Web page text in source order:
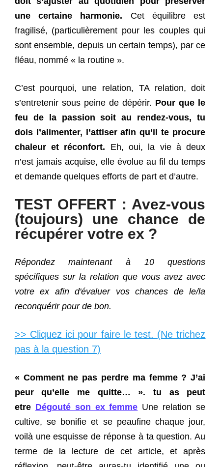
une certaine harmonie. Cet équilibre est
fragilisé, (particulièrement pour les couples qui
sont ensemble, depuis un certain temps), par ce
fléau, nommé « la routine ».
C’est pourquoi, une relation, TA relation, doit
s’entretenir sous peine de dépérir. Pour que le
feu de la passion soit au rendez-vous, tu
dois l’alimenter, l’attiser afin qu’il te procure
chaleur et réconfort. Eh, oui, la vie à deux
n’est jamais acquise, elle évolue au fil du temps
et demande quelques efforts de part et d’autre.
TEST OFFERT : Avez-vous
(toujours) une chance de
récupérer votre ex ?
Répondez maintenant à 10 questions
spécifiques sur la relation que vous avez avec
votre ex afin d'évaluer vos chances de le/la
reconquérir pour de bon.
>> Cliquez ici pour faire le test. (Ne trichez
pas à la question 7)
« Comment ne pas perdre ma femme ? J’ai
peur qu’elle me quitte… ». tu as peut
etre Dégouté son ex femme Une relation se
cultive, se bonifie et se peaufine chaque jour,
voilà une esquisse de réponse à ta question. Au
terme de la lecture de cet article, et après